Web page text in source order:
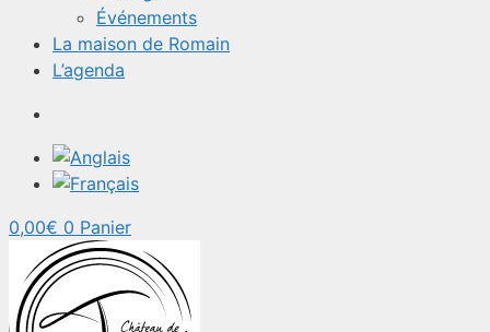
Événements
La maison de Romain
L’agenda
0,00€ 0 Panier